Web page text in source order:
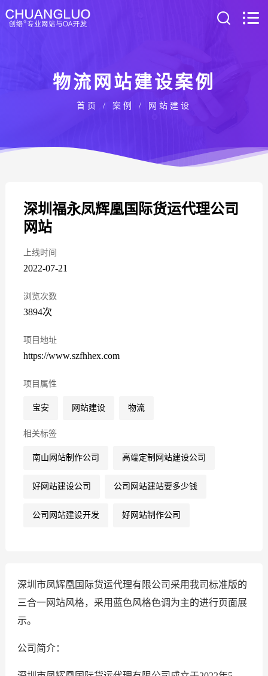
物流网站建设案例
首页 / 案例 / 网站建设
深圳福永凤辉凰国际货运代理公司
网站
上线时间
2022-07-21
浏览次数
3894次
项目地址
https://www.szfhhex.com
项目属性
宝安 网站建设 物流
相关标签
南山网站制作公司 高端定制网站建设公司
好网站建设公司 公司网站建站要多少钱
公司网站建设开发 好网站制作公司
深圳市凤辉凰国际货运代理有限公司采用我司标准版的
三合一网站风格，采用蓝色风格色调为主的进行页面展
示。
公司简介：